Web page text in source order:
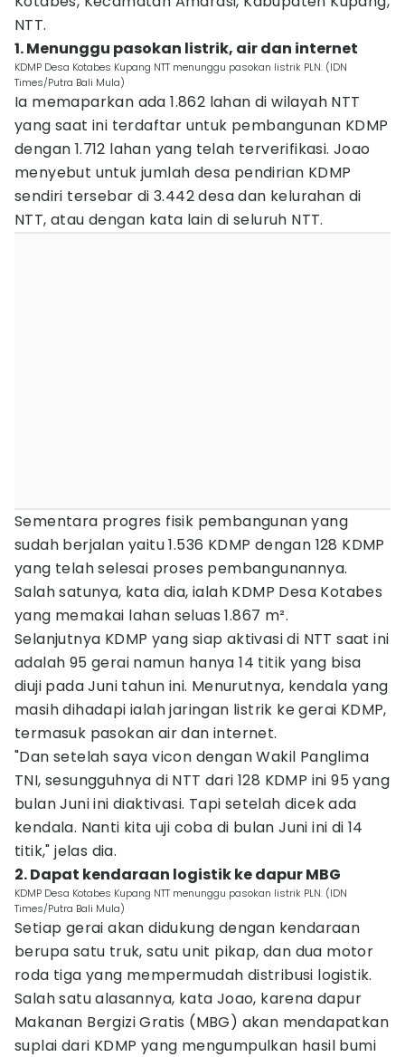
NTT.
1. Menunggu pasokan listrik, air dan internet
KDMP Desa Kotabes Kupang NTT menunggu pasokan listrik PLN. (IDN
Times/Putra Bali Mula)
Ia memaparkan ada 1.862 lahan di wilayah NTT
yang saat ini terdaftar untuk pembangunan KDMP
dengan 1.712 lahan yang telah terverifikasi. Joao
menyebut untuk jumlah desa pendirian KDMP
sendiri tersebar di 3.442 desa dan kelurahan di
NTT, atau dengan kata lain di seluruh NTT.
Sementara progres fisik pembangunan yang
sudah berjalan yaitu 1.536 KDMP dengan 128 KDMP
yang telah selesai proses pembangunannya.
Salah satunya, kata dia, ialah KDMP Desa Kotabes
yang memakai lahan seluas 1.867 m².
Selanjutnya KDMP yang siap aktivasi di NTT saat ini
adalah 95 gerai namun hanya 14 titik yang bisa
diuji pada Juni tahun ini. Menurutnya, kendala yang
masih dihadapi ialah jaringan listrik ke gerai KDMP,
termasuk pasokan air dan internet.
"Dan setelah saya vicon dengan Wakil Panglima
TNI, sesungguhnya di NTT dari 128 KDMP ini 95 yang
bulan Juni ini diaktivasi. Tapi setelah dicek ada
kendala. Nanti kita uji coba di bulan Juni ini di 14
titik," jelas dia.
2. Dapat kendaraan logistik ke dapur MBG
KDMP Desa Kotabes Kupang NTT menunggu pasokan listrik PLN. (IDN
Times/Putra Bali Mula)
Setiap gerai akan didukung dengan kendaraan
berupa satu truk, satu unit pikap, dan dua motor
roda tiga yang mempermudah distribusi logistik.
Salah satu alasannya, kata Joao, karena dapur
Makanan Bergizi Gratis (MBG) akan mendapatkan
suplai dari KDMP yang mengumpulkan hasil bumi